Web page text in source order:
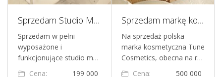
Sprzedam Studio Modelowania Sylwetki
Sprzedam w pełni
wyposażone i
funkcjonujące studio m…
Cena:
199 000
Sprzedam markę kosmetyczną istniejącą od 2017 roku
Na sprzedaż polska
marka kosmetyczna Tune
Cosmetics, obecna na r…
Cena:
500 000